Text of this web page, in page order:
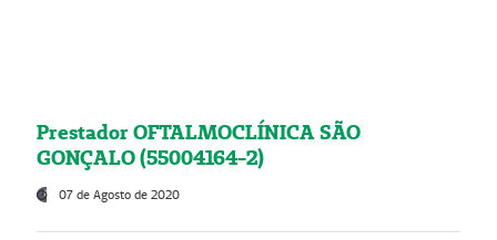
Prestador OFTALMOCLÍNICA SÃO
GONÇALO (55004164-2)
07 de Agosto de 2020